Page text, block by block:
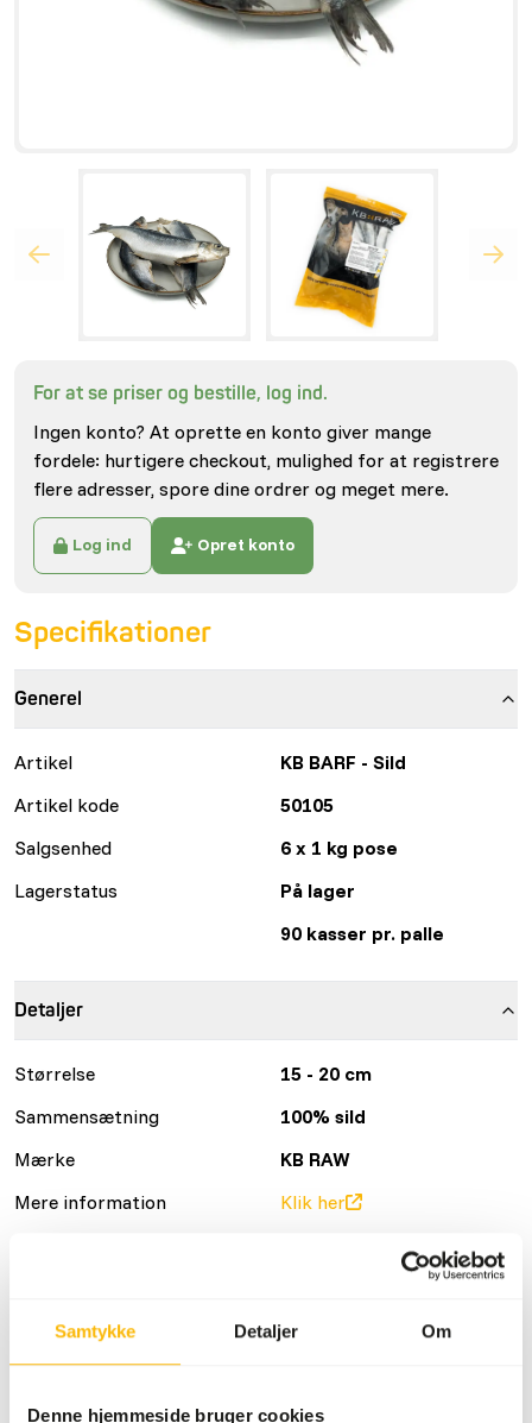
Samtykke Detaljer Om
Denne hjemmeside bruger cookies
For at se priser og bestille, log ind.
Ingen konto? At oprette en konto giver mange
fordele: hurtigere checkout, mulighed for at registrere
flere adresser, spore dine ordrer og meget mere.
Log ind Opret konto
Specifikationer
Generel
Artikel
KB BARF - Sild
Artikel kode
50105
Salgsenhed
6 x 1 kg pose
Lagerstatus
På lager
90 kasser pr. palle
Detaljer
Størrelse
15 - 20 cm
Sammensætning
100% sild
Mærke
KB RAW
Mere information
Klik her
Det er nødvendigt at variere proteinkilder.
(www.kbraw.eu/en/voedingsinformatie/